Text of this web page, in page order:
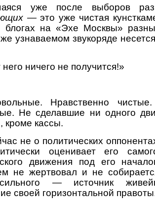
уже после выборов
—это уже чистая
блогах на «Эхе Москвы»
узнаваемом звукоряде
ничего не получится!»
Нравственно чистые.
Не сделавшие ни одного
кроме кассы.
не о политических
оценивает его
движения под его
не жертвовал и не
сильного — источник
своей горизонтальной